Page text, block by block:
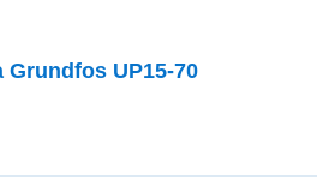
Grundfos UP15-70